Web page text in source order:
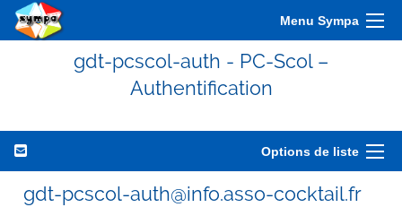
Menu Sympa
gdt-pcscol-auth - PC-Scol –
Authentification
Options de liste
gdt-pcscol-auth@info.asso-cocktail.fr